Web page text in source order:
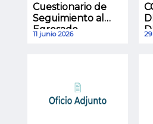
Cuestionario de
Seguimiento al
Egresado
11 junio 2026